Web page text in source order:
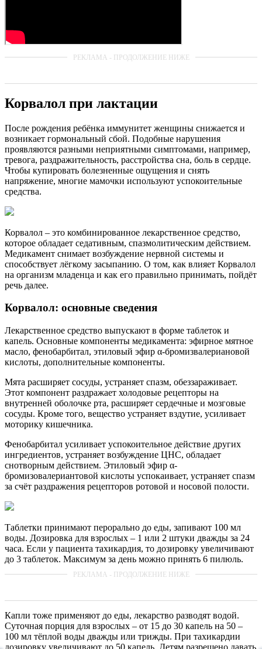
Корвалол при лактации
После рождения ребёнка иммунитет женщины снижается и
возникает гормональный сбой. Подобные нарушения
проявляются разными неприятными симптомами, например,
тревога, раздражительность, расстройства сна, боль в сердце.
Чтобы купировать болезненные ощущения и снять
напряжение, многие мамочки используют успокоительные
средства.
Корвалол – это комбинированное лекарственное средство,
которое обладает седативным, спазмолитическим действием.
Медикамент снимает возбуждение нервной системы и
способствует лёгкому засыпанию. О том, как влияет Корвалол
на организм младенца и как его правильно принимать, пойдёт
речь далее.
Корвалол: основные сведения
Лекарственное средство выпускают в форме таблеток и
капель. Основные компоненты медикамента: эфирное мятное
масло, фенобарбитал, этиловый эфир α-бромизвалериановой
кислоты, дополнительные компоненты.
Мята расширяет сосуды, устраняет спазм, обеззараживает.
Этот компонент раздражает холодовые рецепторы на
внутренней оболочке рта, расширяет сердечные и мозговые
сосуды. Кроме того, вещество устраняет вздутие, усиливает
моторику кишечника.
Фенобарбитал усиливает успокоительное действие других
ингредиентов, устраняет возбуждение ЦНС, обладает
снотворным действием. Этиловый эфир α-
бромизовалериантовой кислоты успокаивает, устраняет спазм
за счёт раздражения рецепторов ротовой и носовой полости.
Таблетки принимают перорально до еды, запивают 100 мл
воды. Дозировка для взрослых – 1 или 2 штуки дважды за 24
часа. Если у пациента тахикардия, то дозировку увеличивают
до 3 таблеток. Максимум за день можно принять 6 пилюль.
Капли тоже применяют до еды, лекарство разводят водой.
Суточная порция для взрослых – от 15 до 30 капель на 50 –
100 мл тёплой воды дважды или трижды. При тахикардии